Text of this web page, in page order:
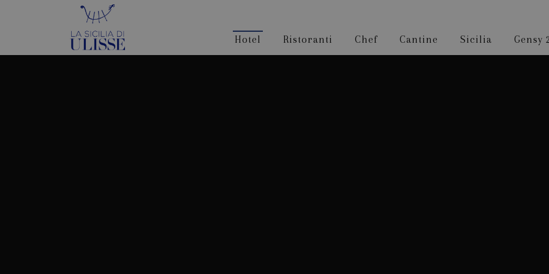
Hotel Ristoranti Chef Cantine Sicilia Gensy